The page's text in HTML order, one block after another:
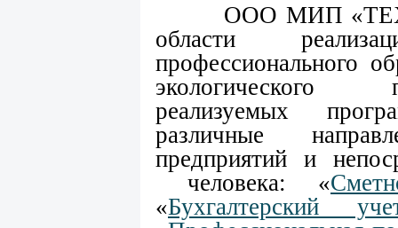
ООО МИП
области
профессионального
экологического
реализуемых
различные
предприятий и
человека: «
«Бухгалтерский